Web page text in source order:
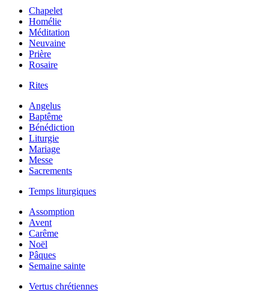
Chapelet
Homélie
Méditation
Neuvaine
Prière
Rosaire
Rites
Angelus
Baptême
Bénédiction
Liturgie
Mariage
Messe
Sacrements
Temps liturgiques
Assomption
Avent
Carême
Noël
Pâques
Semaine sainte
Vertus chrétiennes